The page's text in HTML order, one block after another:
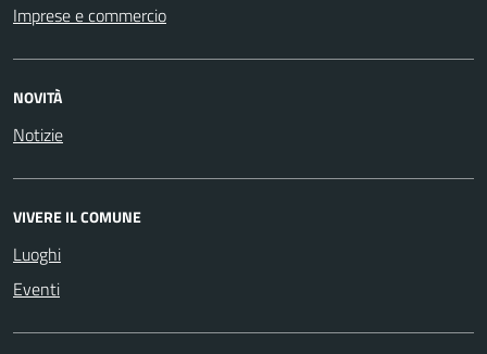
Imprese e commercio
NOVITÀ
Notizie
VIVERE IL COMUNE
Luoghi
Eventi